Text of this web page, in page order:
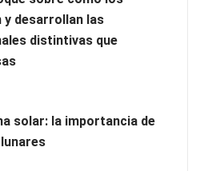
‘Essential Skill Suites’: un
estudiantes aprenden y
y desarrollan las
distintivas que
solar: la importancia de